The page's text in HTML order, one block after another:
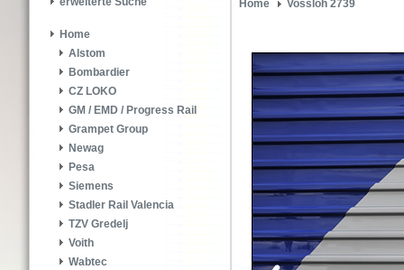
Home
Alstom
Bombardier
CZ LOKO
GM / EMD / Progress Rail
Grampet Group
Newag
Pesa
Siemens
Stadler Rail Valencia
TZV Gredelj
Voith
Wabtec
Home Vossloh 2739